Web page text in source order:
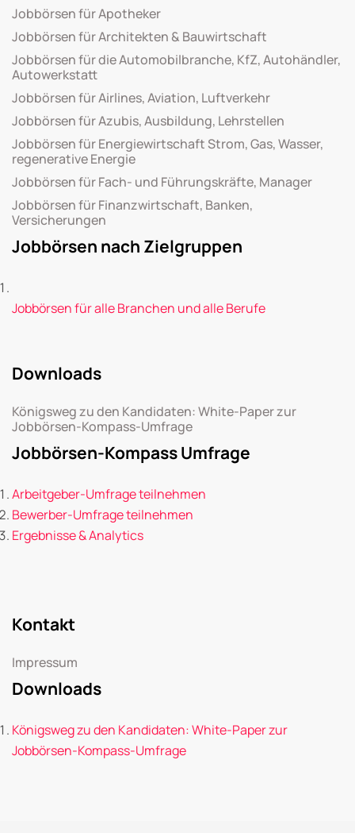
Jobbörsen für Apotheker
Jobbörsen für Architekten & Bauwirtschaft
Jobbörsen für die Automobilbranche, KfZ, Autohändler,
Autowerkstatt
Jobbörsen für Airlines, Aviation, Luftverkehr
Jobbörsen für Azubis, Ausbildung, Lehrstellen
Jobbörsen für Energiewirtschaft Strom, Gas, Wasser,
regenerative Energie
Jobbörsen für Fach- und Führungskräfte, Manager
Jobbörsen für Finanzwirtschaft, Banken,
Versicherungen
Jobbörsen nach Zielgruppen
Jobbörsen für alle Branchen und alle Berufe
Downloads
Königsweg zu den Kandidaten: White-Paper zur
Jobbörsen-Kompass-Umfrage
Jobbörsen-Kompass Umfrage
Arbeitgeber-Umfrage teilnehmen
Bewerber-Umfrage teilnehmen
Ergebnisse & Analytics
Kontakt
Impressum
Downloads
Königsweg zu den Kandidaten: White-Paper zur
Jobbörsen-Kompass-Umfrage